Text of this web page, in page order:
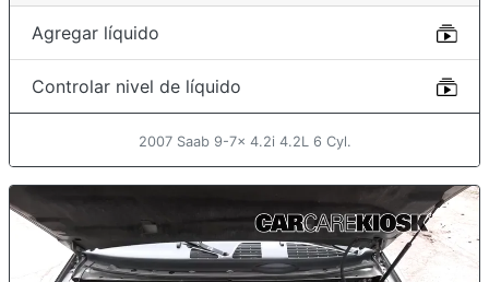
Agregar líquido
Controlar nivel de líquido
2007 Saab 9-7x 4.2i 4.2L 6 Cyl.